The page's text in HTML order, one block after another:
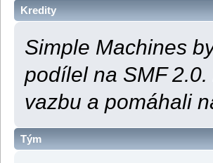
Kredity
Simple Machines
podílel na SMF
vazbu a pomáhali
Tým